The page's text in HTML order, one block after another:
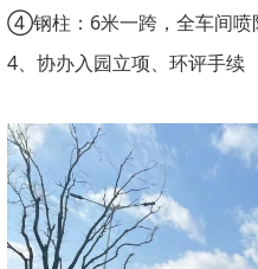
④钢柱：6米一跨，全车间喷
4、协办入园立项、环评手续